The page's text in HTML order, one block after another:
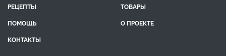
РЕЦЕПТЫ
ТОВАРЫ
ПОМОЩЬ
О ПРОЕКТЕ
КОНТАКТЫ